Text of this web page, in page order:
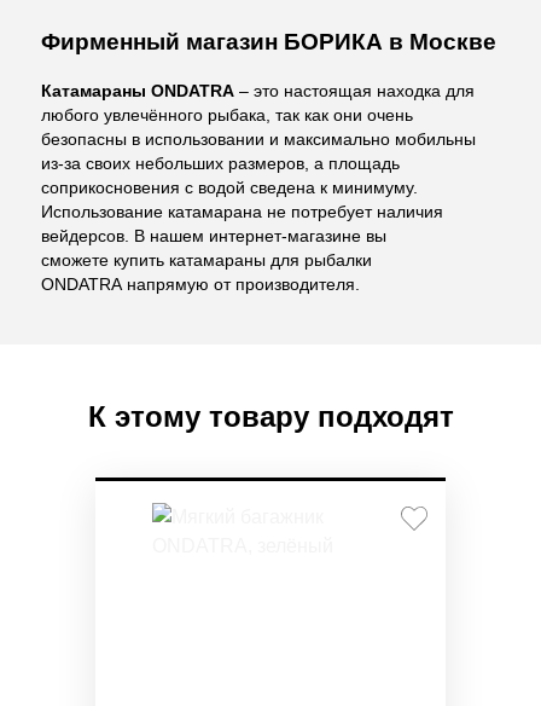
Фирменный магазин БОРИКА в Москве
Катамараны ONDATRA – это настоящая находка для
любого увлечённого рыбака, так как они очень
безопасны в использовании и максимально мобильны
из-за своих небольших размеров, а площадь
соприкосновения с водой сведена к минимуму.
Использование катамарана не потребует наличия
вейдерсов. В нашем интернет-магазине вы
сможете купить катамараны для рыбалки
ONDATRA напрямую от производителя.
К этому товару подходят